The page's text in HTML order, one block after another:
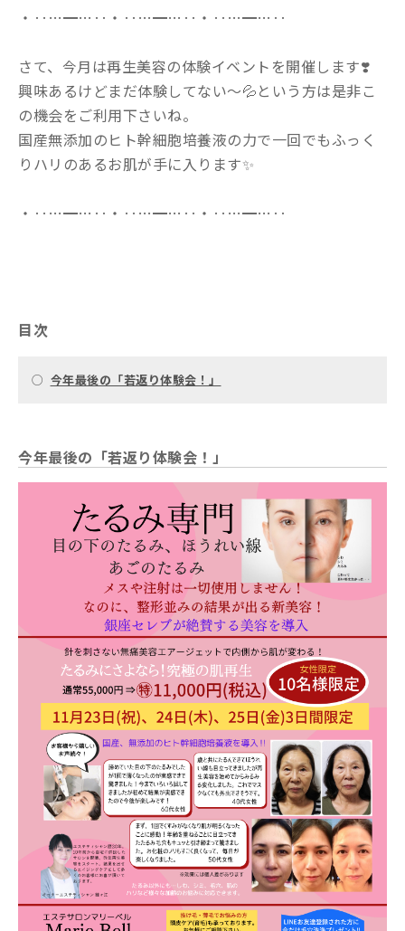
・‥…━…‥・‥…━…‥・‥…━…‥
さて、今月は再生美容の体験イベントを開催します❣️
興味あるけどまだ体験してない〜💦という方は是非こ
の機会をご利用下さいね。
国産無添加のヒト幹細胞培養液の力で一回でもふっく
りハリのあるお肌が手に入ります✨
・‥…━…‥・‥…━…‥・‥…━…‥
目次
○ 今年最後の「若返り体験会！」
今年最後の「若返り体験会！」